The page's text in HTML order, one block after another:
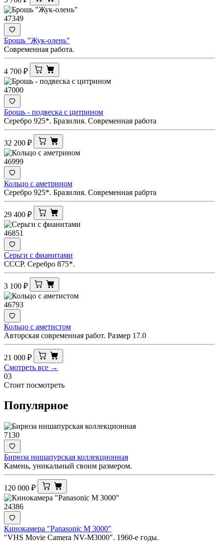
47349
Брошь "Жук-олень"
Современная работа.
4 700 ₽
47000
Брошь - подвеска с цитрином
Серебро 925*. Бразилия. Современная работа
32 200 ₽
46999
Кольцо с аметрином
Серебро 925*. Бразилия. Современная рабрта
29 400 ₽
46851
Серьги с фианитами
СССР. Серебро 875*.
3 100 ₽
46793
Кольцо с аметистом
Авторская современная работ. Размер 17.0
21 000 ₽
Смотреть все →
03
Стоит посмотреть
Популярное
7130
Бирюза нишапурская коллекционная
Камень, уникальный своим размером.
120 000 ₽
24386
Кинокамера "Panasonic M 3000"
"VHS Movie Camera NV-M3000". 1960-е годы.